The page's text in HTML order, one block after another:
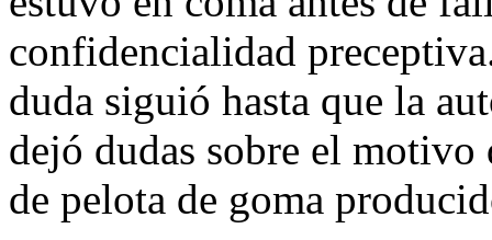
confidencialidad
duda siguió hasta que la
dejó dudas sobre el
de pelota de goma